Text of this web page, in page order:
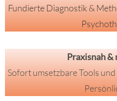
Fundierte Diagnostik &
Praxisnah &
Sofort umsetzbare Tools